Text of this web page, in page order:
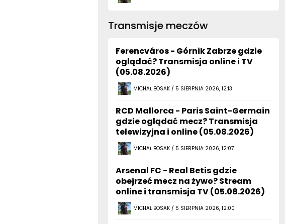
Transmisje meczów
Ferencváros - Górnik Zabrze gdzie
oglądać? Transmisja online i TV
(05.08.2026)
MICHAŁ BOSAK / 5 SIERPNIA 2026, 12:13
RCD Mallorca - Paris Saint-Germain
gdzie oglądać mecz? Transmisja
telewizyjna i online (05.08.2026)
MICHAŁ BOSAK / 5 SIERPNIA 2026, 12:07
Arsenal FC - Real Betis gdzie
obejrzeć mecz na żywo? Stream
online i transmisja TV (05.08.2026)
MICHAŁ BOSAK / 5 SIERPNIA 2026, 12:00